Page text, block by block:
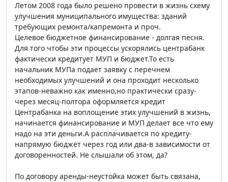
Летом 2008 года было решено провести в жизнь схему
улучшения муниципального имущества: зданий
требующих ремонта/капремонта и проч.
Целевое бюджетное финансирование - долгая песня.
Для того чтобы эти процессы ускорялись центрабанк
фактически кредитует МУП и бюджет.То есть
начальник МУПа подает заявку с перечнем
необходимых улучшений и она проходит несколько
этапов-неважно как именно,но практически сразу-
через месяц-полтора оформляется кредит
Центрабанка на воплощение этих улучшений в жизнь,
начинается финансирование и МУП делает все что ему
надо на эти деньги.А расплачивается по кредиту-
напрямую бюджет через год или два-в зависимости от
договоренностей. Не слышали об этом, да?
По договору аренды-неустойка может быть связана,